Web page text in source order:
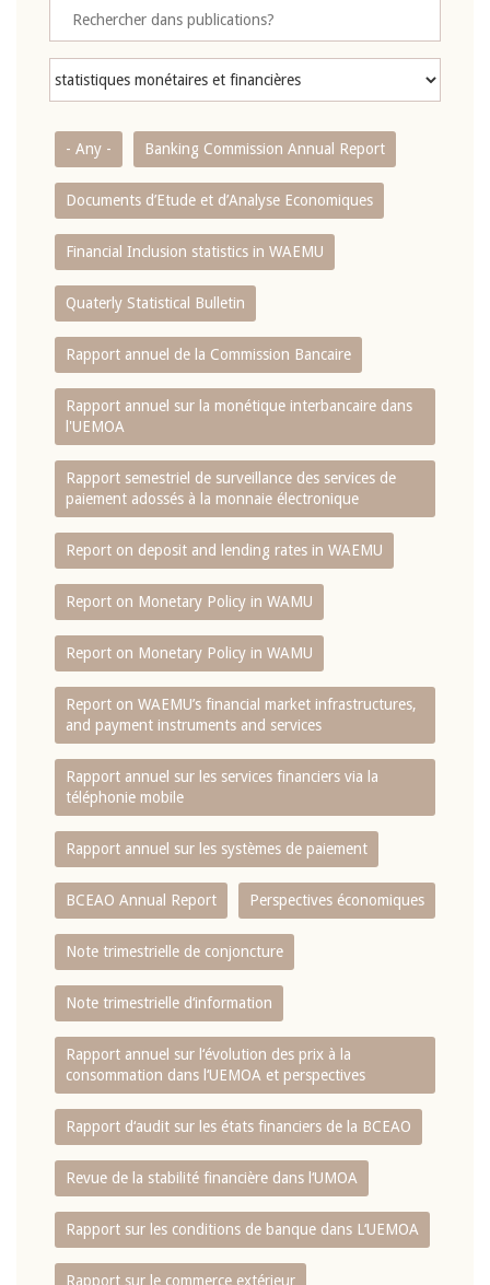
- Any - Banking Commission Annual Report
Documents d’Etude et d’Analyse Economiques
Financial Inclusion statistics in WAEMU
Quaterly Statistical Bulletin
Rapport annuel de la Commission Bancaire
Rapport annuel sur la monétique interbancaire dans
l'UEMOA
Rapport semestriel de surveillance des services de
paiement adossés à la monnaie électronique
Report on deposit and lending rates in WAEMU
Report on Monetary Policy in WAMU
Report on Monetary Policy in WAMU
Report on WAEMU’s financial market infrastructures,
and payment instruments and services
Rapport annuel sur les services financiers via la
téléphonie mobile
Rapport annuel sur les systèmes de paiement
BCEAO Annual Report Perspectives économiques
Note trimestrielle de conjoncture
Note trimestrielle d‘information
Rapport annuel sur l‘évolution des prix à la
consommation dans l‘UEMOA et perspectives
Rapport d‘audit sur les états financiers de la BCEAO
Revue de la stabilité financière dans l‘UMOA
Rapport sur les conditions de banque dans L‘UEMOA
Rapport sur le commerce extérieur